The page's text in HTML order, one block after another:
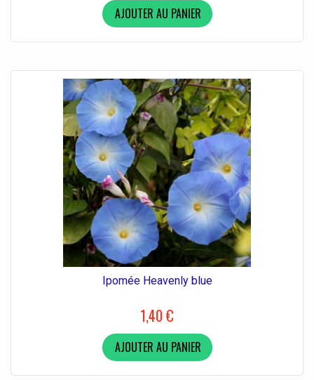
AJOUTER AU PANIER
Ipomée Heavenly blue
1,40 €
AJOUTER AU PANIER